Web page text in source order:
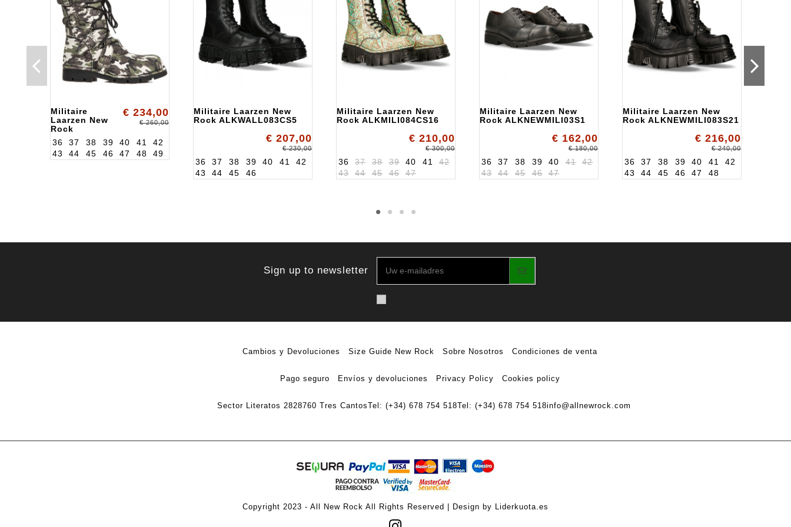
Militaire
Laarzen New
Rock
ALK1473S36
€ 234,00
€ 260,00
36 37 38 39 40 41
42
43
44 45 46 47 48 49
Militaire Laarzen New
Rock ALKWALL083CS5
€ 207,00
€ 230,00
36 37 38 39 40 41
42
43
44 45 46
Militaire Laarzen New
Rock ALKMILI084CS16
€ 210,00
€ 300,00
36 37 38 39 40 41
42
43
44 45 46 47
Militaire Laarzen New
Rock ALKNEWMILI03S1
€ 162,00
€ 180,00
36 37 38 39 40 41
42
43
44 45 46 47
Militaire Laarzen New
Rock ALKNEWMILI083S21
€ 216,00
€ 240,00
36 37 38 39 40 41
42
43
44 45 46 47 48
Sign up to newsletter
Cambios y Devoluciones Size Guide New Rock Sobre Nosotros Condiciones de venta
Pago seguro Envíos y devoluciones Privacy Policy Cookies policy
Sector Literatos 2828760 Tres CantosTel: (+34) 678 754 518Tel: (+34) 678 754 518info@allnewrock.com
Copyright 2023 - All New Rock All Rights Reserved | Design by Liderkuota.es